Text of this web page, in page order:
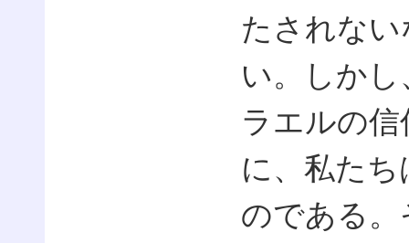
たされな
い。しか
ラエルの
に、私た
のである